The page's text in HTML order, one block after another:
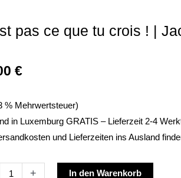
pas ce que tu crois ! |
€
% Mehrwertsteuer)
in Luxemburg GRATIS – Lieferzeit 2-4
und Lieferzeiten ins Ausland
+ In den Warenkorb